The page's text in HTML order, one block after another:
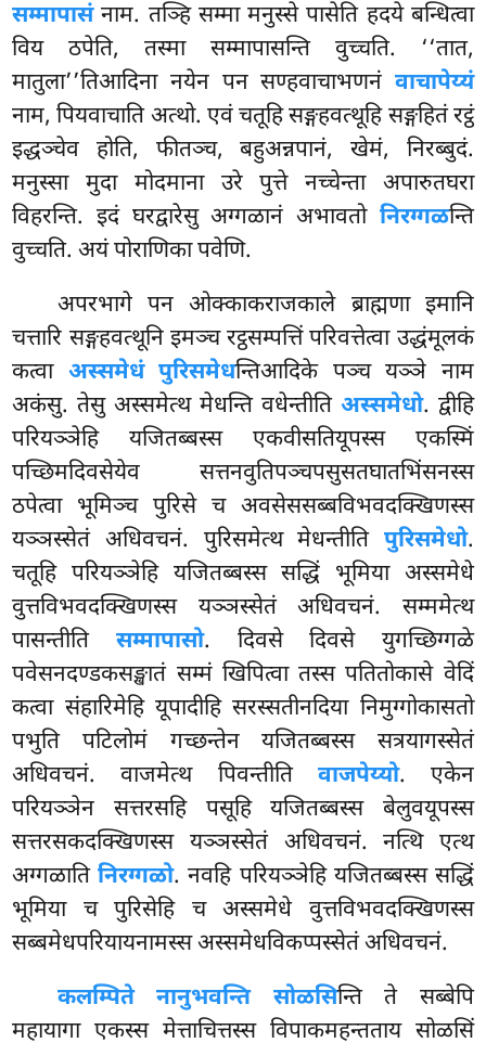
सम्मापासंनाम. तञ्हि सम्मा मनुस्से पासेति हदये बन्धित्वा
विय ठपेति, तस्मा सम्मापासन्ति वुच्चति. ‘‘तात,
मातुला’’तिआदिना नयेन पन सण्हवाचाभणनं वाचापेय्यं
नाम, पियवाचाति अत्थो. एवं चतूहि सङ्गहवत्थूहि सङ्गहितं रट्ठं
इद्धञ्चेव होति, फीतञ्च, बहुअन्नपानं, खेमं, निरब्बुदं.
मनुस्सा मुदा मोदमाना उरे पुत्ते नच्चेन्ता अपारुतघरा
विहरन्ति. इदं घरद्वारेसु अग्गळानं अभावतो निरग्गळन्ति
वुच्चति. अयं पोराणिका पवेणि.
अपरभागे पन ओक्काकराजकाले ब्राह्मणा इमानि
चत्तारि सङ्गहवत्थूनि इमञ्च रट्ठसम्पत्तिं परिवत्तेत्वा उद्धंमूलकं
कत्वा अस्समेधं पुरिसमेधन्तिआदिके पञ्च यञ्ञे नाम
अकंसु. तेसु अस्समेत्थ मेधन्ति वधेन्तीति अस्समेधो. द्वीहि
परियञ्ञेहि यजितब्बस्स एकवीसतियूपस्स एकस्मिं
पच्छिमदिवसेयेव सत्तनवुतिपञ्चपसुसतघातभिंसनस्स
ठपेत्वा भूमिञ्च पुरिसे च अवसेससब्बविभवदक्खिणस्स
यञ्ञस्सेतं अधिवचनं. पुरिसमेत्थ मेधन्तीति पुरिसमेधो.
चतूहि परियञ्ञेहि यजितब्बस्स सद्धिं भूमिया अस्समेधे
वुत्तविभवदक्खिणस्स यञ्ञस्सेतं अधिवचनं. सम्ममेत्थ
पासन्तीति सम्मापासो. दिवसे दिवसे युगच्छिग्गळे
पवेसनदण्डकसङ्खातं सम्मं खिपित्वा तस्स पतितोकासे वेदिं
कत्वा संहारिमेहि यूपादीहि सरस्सतीनदिया निमुग्गोकासतो
पभुति पटिलोमं गच्छन्तेन यजितब्बस्स सत्रयागस्सेतं
अधिवचनं. वाजमेत्थ पिवन्तीति वाजपेय्यो. एकेन
परियञ्ञेन सत्तरसहि पसूहि यजितब्बस्स बेलुवयूपस्स
सत्तरसकदक्खिणस्स यञ्ञस्सेतं अधिवचनं. नत्थि एत्थ
अग्गळातिनिरग्गळो. नवहि परियञ्ञेहि यजितब्बस्स सद्धिं
भूमिया च पुरिसेहि च अस्समेधे वुत्तविभवदक्खिणस्स
सब्बमेधपरियायनामस्स अस्समेधविकप्पस्सेतं अधिवचनं.
कलम्पिते नानुभवन्ति सोळसिन्ति ते सब्बेपि
महायागा एकस्स मेत्ताचित्तस्स विपाकमहन्तताय सोळसिं